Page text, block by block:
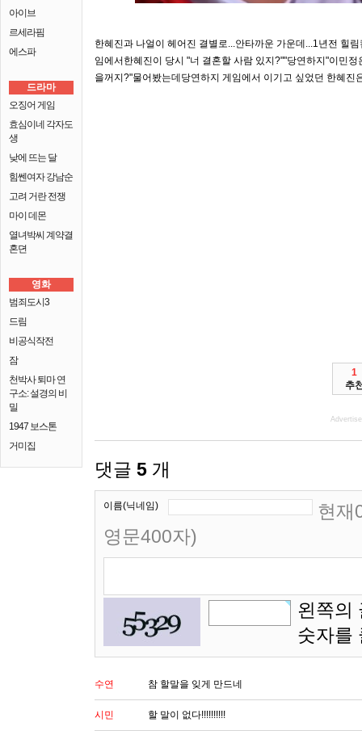
아이브
르세라핌
에스파
드라마
오징어 게임
효심이네 각자도
생
낮에 뜨는 달
힘쎈여자 강남순
고려 거란 전쟁
마이 데몬
열녀박씨 계약결
혼뎐
영화
범죄도시3
드림
비공식작전
잠
천박사 퇴마 연
구소: 설경의 비
밀
1947 보스톤
거미집
한혜진과 나얼이 헤어진 결별로...안타까운 가운데...1년전 힐
임에서한혜진이 당시 "너 결혼할 사람 있지?""당연하지"이민
을꺼지?"물어봤는데당연하지 게임에서 이기고 싶었던 한혜진
1
추
댓글 5 개
이름(닉네임)
현재
영문400자)
왼쪽의
숫자를
수연 참 할말을 잊게 만드네
시민 할 말이 없다!!!!!!!!!!